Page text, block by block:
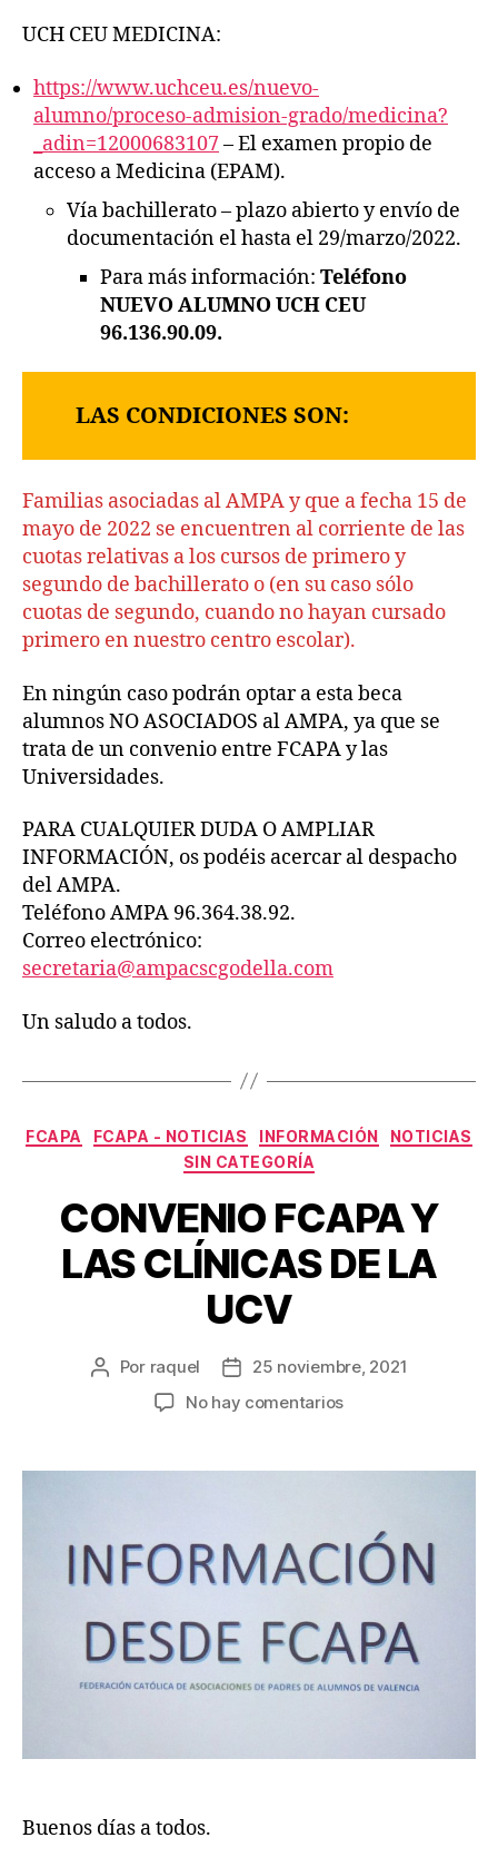
UCH CEU MEDICINA:
https://www.uchceu.es/nuevo-
alumno/proceso-admision-grado/medicina?
_adin=12000683107– El examen propio de
acceso a Medicina (EPAM).
Vía bachillerato – plazo abierto y envío de
documentación el hasta el 29/marzo/2022.
Para más información: Teléfono
NUEVO ALUMNO UCH CEU
96.136.90.09.
LAS CONDICIONES SON:
Familias asociadas al AMPA y que a fecha 15 de
mayo de 2022 se encuentren al corriente de las
cuotas relativas a los cursos de primero y
segundo de bachillerato o (en su caso sólo
cuotas de segundo, cuando no hayan cursado
primero en nuestro centro escolar).
En ningún caso podrán optar a esta beca
alumnos NO ASOCIADOS al AMPA, ya que se
trata de un convenio entre FCAPA y las
Universidades.
PARA CUALQUIER DUDA O AMPLIAR
INFORMACIÓN, os podéis acercar al despacho
del AMPA.
Teléfono AMPA 96.364.38.92.
Correo electrónico:
secretaria@ampacscgodella.com
Un saludo a todos.
Categorías
FCAPA FCAPA - NOTICIAS INFORMACIÓN
NOTICIAS
SIN CATEGORÍA
CONVENIO FCAPA Y
LAS CLÍNICAS DE LA
UCV
Autor
Por raquel
Fecha
la
25 noviembre, 2021
No hay comentariosen
Y
DE
LA
Buenos días a todos.